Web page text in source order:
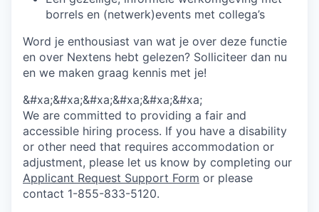
borrels en (netwerk)events met collega’s
Word je enthousiast van wat je over deze functie
en over Nextens hebt gelezen? Solliciteer dan nu
en we maken graag kennis met je!
&#xa;&#xa;&#xa;&#xa;&#xa;&#xa;
We are committed to providing a fair and
accessible hiring process. If you have a disability
or other need that requires accommodation or
adjustment, please let us know by completing our
Applicant Request Support Form or please
contact 1-855-833-5120.